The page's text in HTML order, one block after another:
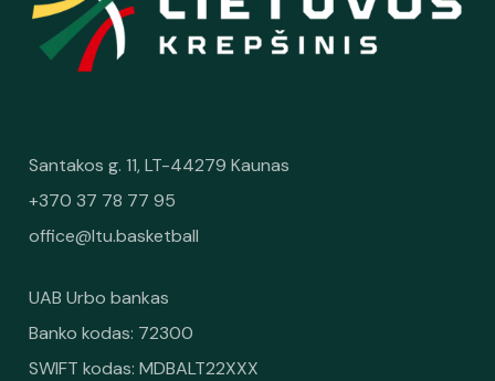
Santakos g. 11, LT-44279 Kaunas
+370 37 78 77 95
office@ltu.basketball
UAB Urbo bankas
Banko kodas: 72300
SWIFT kodas: MDBALT22XXX